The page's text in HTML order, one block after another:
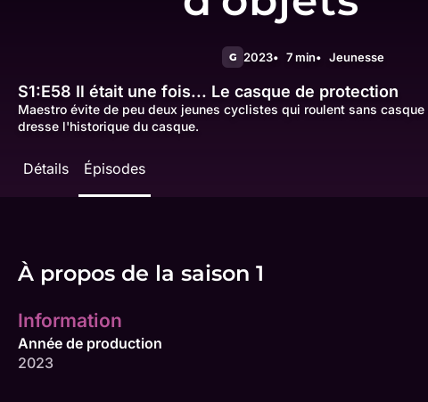
G 2023 7 min Jeunesse
S1:E58 Il était une fois... Le casque de protection
Maestro évite de peu deux jeunes cyclistes qui roulent sans
dresse l'historique du casque.
Détails Épisodes
À propos de la saison 1
Information
Année de production
2023